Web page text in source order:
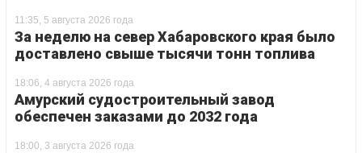
11:35, 5 августа 2026 года
За неделю на север Хабаровского края было
доставлено свыше тысячи тонн топлива
18:06, 4 августа 2026 года
Амурский судостроительный завод
обеспечен заказами до 2032 года
18:00, 3 августа 2026 года